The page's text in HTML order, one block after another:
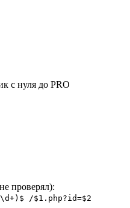
с нуля до PRO
проверял):
/$1.php?id=$2